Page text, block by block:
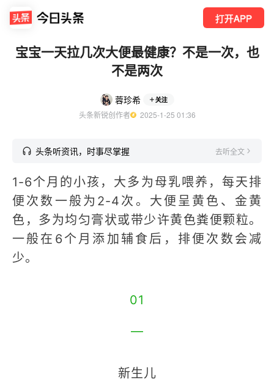
打开APP
宝宝一天拉几次大便最健康？不是一次，也
不是两次
蓉珍希 关注
头条新锐创作者
  2025-1-25 01:36
头条听资讯，时事尽掌握 去听全文
1-6个月的小孩，大多为母乳喂养，每天排
便次数一般为2-4次。大便呈黄色、金黄
色，多为均匀膏状或带少许黄色粪便颗粒。
一般在6个月添加辅食后，排便次数会减
少。
01
—
新生儿